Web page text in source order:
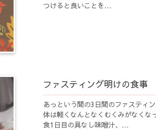
つけると良いことを...
ファスティング明けの食事
あっという間の3日間のファスティ
体は軽くなんとなくむくみがなくな
食1日目の具なし味噌汁、...